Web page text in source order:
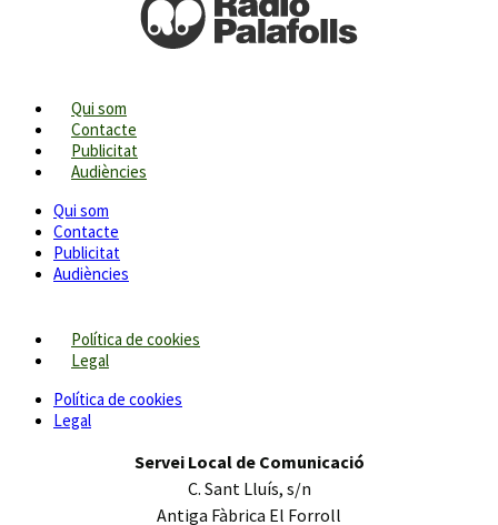
Qui som
Contacte
Publicitat
Audiències
Qui som
Contacte
Publicitat
Audiències
Política de cookies
Legal
Política de cookies
Legal
Servei Local de Comunicació
C. Sant Lluís, s/n
Antiga Fàbrica El Forroll